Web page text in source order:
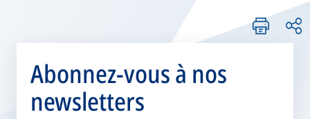
Abonnez-vous à nos
newsletters